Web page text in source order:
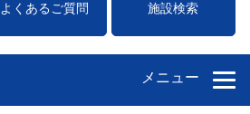
よくあるご質問 施設検索
メニュー